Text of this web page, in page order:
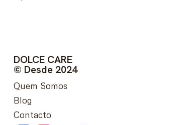
DOLCE CARE
© Desde 2024
Quem Somos
Blog
Contacto